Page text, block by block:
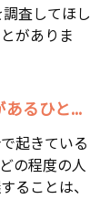
査してほし
がありま
るひと...
起きている
の程度の人
ることは、